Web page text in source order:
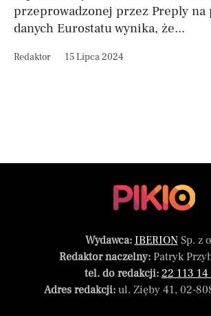
przeprowadzonej przez Preply na
danych Eurostatu wynika, że...
Redaktor 15 Lipca 2024
Wydawca: IBERIONSp. z
Redaktor naczelny:Patryk
tel. do redakcji: 22 113 14
Adres redakcji:ul. Zięby 41, 02-